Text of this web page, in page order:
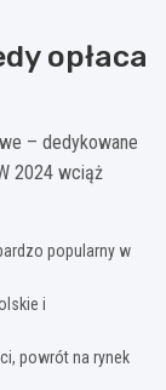
opłaca
– dedykowane
2024 wciąż
popularny w
i
powrót na rynek